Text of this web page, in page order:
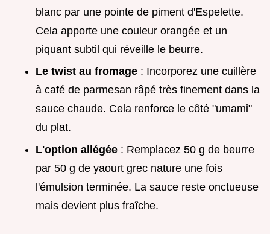
blanc par une pointe de piment d'Espelette.
Cela apporte une couleur orangée et un
piquant subtil qui réveille le beurre.
Le twist au fromage : Incorporez une cuillère
à café de parmesan râpé très finement dans la
sauce chaude. Cela renforce le côté "umami"
du plat.
L'option allégée : Remplacez 50 g de beurre
par 50 g de yaourt grec nature une fois
l'émulsion terminée. La sauce reste onctueuse
mais devient plus fraîche.